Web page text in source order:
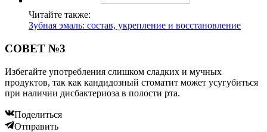
Читайте также:
Зубная эмаль: состав, укрепление и восстановление
СОВЕТ №3
Избегайте употребления слишком сладких и мучных
продуктов, так как кандидозный стоматит может усугубиться
при наличии дисбактериоза в полости рта.
Поделиться
Отправить